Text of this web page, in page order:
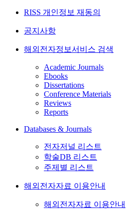
RISS 개인정보 재동의
공지사항
해외전자정보서비스 검색
Academic Journals
Ebooks
Dissertations
Conference Materials
Reviews
Reports
Databases & Journals
전자저널 리스트
학술DB 리스트
주제별 리스트
해외전자자료 이용안내
해외전자자료 이용안내